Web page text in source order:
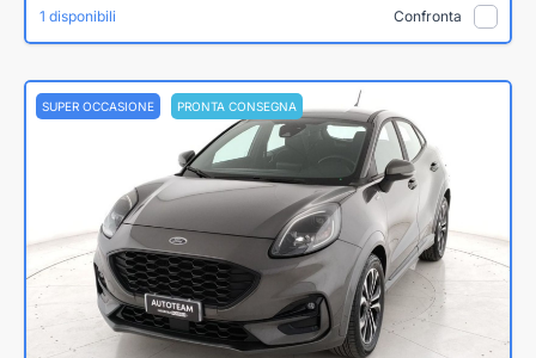
1 disponibili Confronta
SUPER OCCASIONE PRONTA CONSEGNA